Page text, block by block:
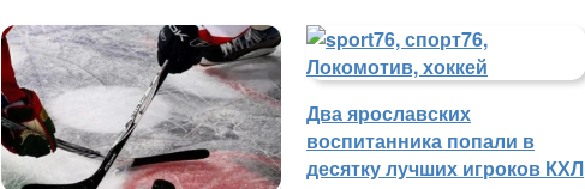
Два ярославских
воспитанника попали в
десятку лучших игроков КХЛ